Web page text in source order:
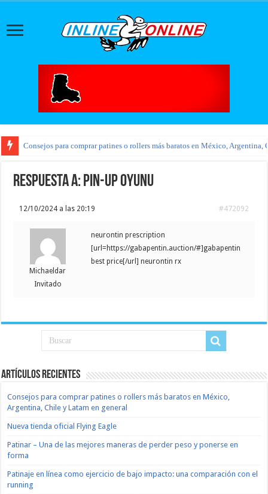
Consejos para comprar patines o rollers más baratos en México, Argentina,
Respuesta a: pin-up oyunu
12/10/2024 a las 20:19 #472092
Michaeldar
Invitado
neurontin prescription
[url=https://gabapentin.auction/#]gabapentin
best price[/url] neurontin rx
Artículos recientes
Consejos para comprar patines o rollers más baratos en México,
Argentina, Chile y Latam en general
Nueva tienda oficial Flying Eagle
Patinar – Una de las mejores maneras de perder peso y ponerse en
forma
Patinaje en línea como ejercicio de bajo impacto: una comparación con el
running